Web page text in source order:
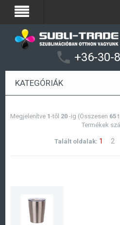
+36-30-
KATEGÓRIÁK
Megjelenítve 1-től 20-ig (Összesen 65
Termékek
Talált oldalak: 1 2